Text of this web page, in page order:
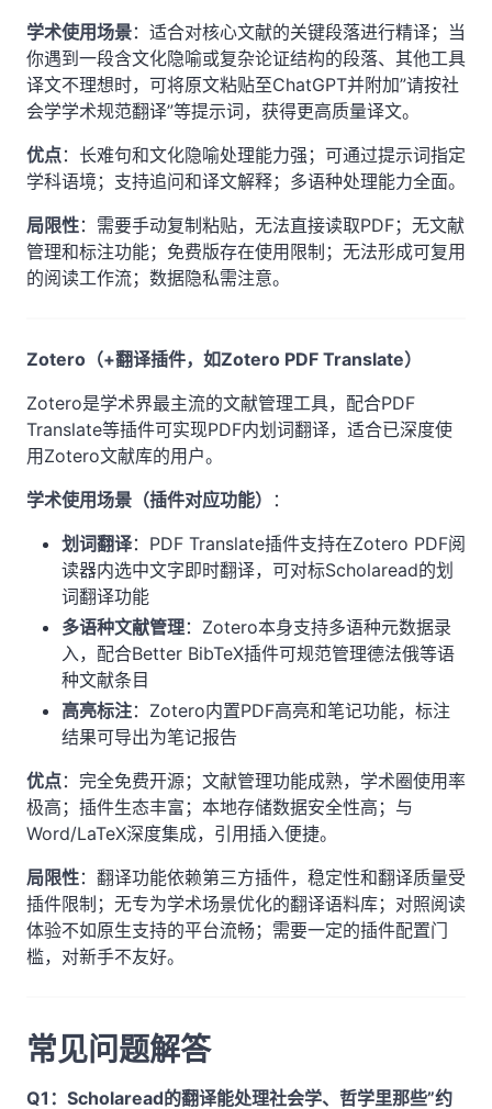
学术使用场景：适合对核心文献的关键段落进行精译；当
你遇到一段含文化隐喻或复杂论证结构的段落、其他工具
译文不理想时，可将原文粘贴至ChatGPT并附加”请按社
会学学术规范翻译”等提示词，获得更高质量译文。
优点：长难句和文化隐喻处理能力强；可通过提示词指定
学科语境；支持追问和译文解释；多语种处理能力全面。
局限性：需要手动复制粘贴，无法直接读取PDF；无文献
管理和标注功能；免费版存在使用限制；无法形成可复用
的阅读工作流；数据隐私需注意。
Zotero（+翻译插件，如Zotero PDF Translate）
Zotero是学术界最主流的文献管理工具，配合PDF
Translate等插件可实现PDF内划词翻译，适合已深度使
用Zotero文献库的用户。
学术使用场景（插件对应功能）
：
划词翻译：PDF Translate插件支持在Zotero PDF阅
读器内选中文字即时翻译，可对标Scholaread的划
词翻译功能
多语种文献管理：Zotero本身支持多语种元数据录
入，配合Better BibTeX插件可规范管理德法俄等语
种文献条目
高亮标注：Zotero内置PDF高亮和笔记功能，标注
结果可导出为笔记报告
优点：完全免费开源；文献管理功能成熟，学术圈使用率
极高；插件生态丰富；本地存储数据安全性高；与
Word/LaTeX深度集成，引用插入便捷。
局限性：翻译功能依赖第三方插件，稳定性和翻译质量受
插件限制；无专为学术场景优化的翻译语料库；对照阅读
体验不如原生支持的平台流畅；需要一定的插件配置门
槛，对新手不友好。
常见问题解答
Q1：Scholaread的翻译能处理社会学、哲学里那些”约